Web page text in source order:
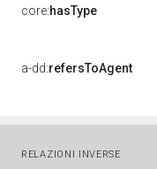
core:hasType
a-dd:refersToAgent
RELAZIONI INVERSE